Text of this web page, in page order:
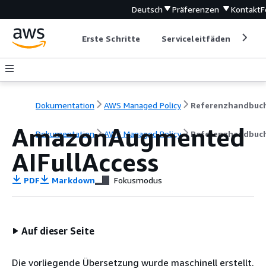
Deutsch Präferenzen Kontakt
Erste Schritte Serviceleitfäden
Dokumentation AWS Managed Policy
Dokumentation AWS Managed Policy
AmazonAugmented
AIFullAccess
PDF Markdown Fokusmodus
Auf dieser Seite
Die vorliegende Übersetzung wurde maschinell erstellt.